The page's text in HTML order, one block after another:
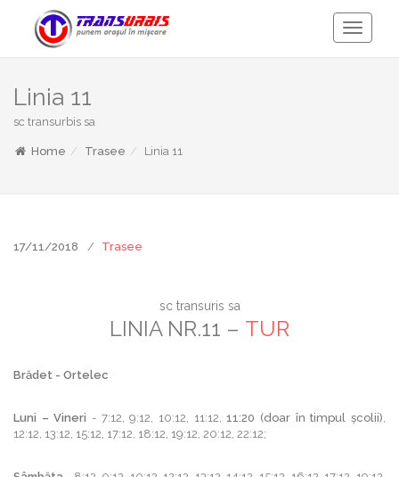
Toggle
Linia 11
sc transurbis sa
Home Trasee Linia 11
17/11/2018 Trasee
sc transuris sa
LINIA NR.11 – TUR
Brădet - Ortelec
Luni – Vineri - 7:12, 9:12, 10:12, 11:12,11:20 (doar în timpul școlii),
12:12, 13:12, 15:12, 17:12, 18:12, 19:12, 20:12, 22:12;